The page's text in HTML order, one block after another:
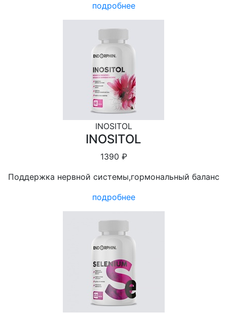
подробнее
INOSITOL
INOSITOL
1390 ₽
Поддержка нервной системы,гормональный баланс
подробнее